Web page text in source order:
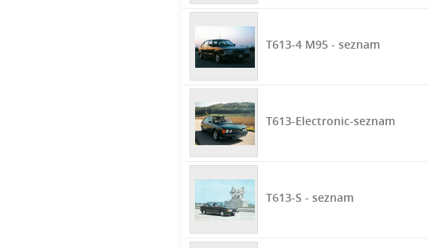
T613-4 M95 - seznam
T613-Electronic-seznam
T613-S - seznam